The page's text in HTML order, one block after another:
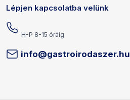
Lépjen kapcsolatba velünk
H-P 8-15 óráig
info@gastroirodaszer.hu